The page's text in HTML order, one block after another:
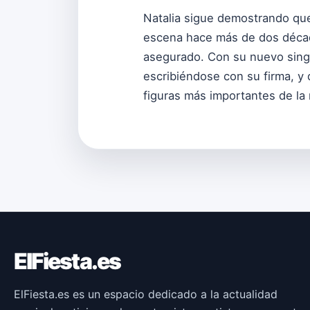
Natalia sigue demostrando
escena hace más de dos
asegurado. Con su nuevo
escribiéndose con su firma, y
figuras más importantes de la
ElFiesta.es
ElFiesta.es es un espacio dedicado a la actualidad